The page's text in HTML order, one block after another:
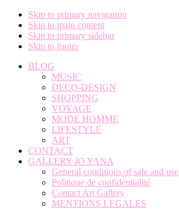
Skip to primary navigation
Skip to main content
Skip to primary sidebar
Skip to footer
BLOG
MUSIC
DECO-DESIGN
SHOPPING
VOYAGE
MODE HOMME
LIFESTYLE
ART
CONTACT
GALLERY JO YANA
General conditions of sale and use
Politique de confidentialité
Contact Art Gallery
MENTIONS LEGALES